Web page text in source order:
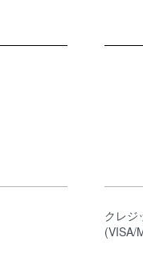
クレジ
(VISA/